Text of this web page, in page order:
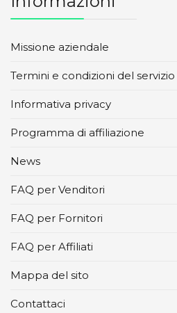
Missione aziendale
Termini e condizioni del servizio
Informativa privacy
Programma di affiliazione
News
FAQ per Venditori
FAQ per Fornitori
FAQ per Affiliati
Mappa del sito
Contattaci